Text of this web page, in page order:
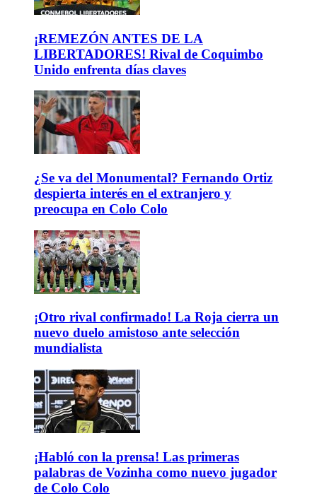
¡REMEZÓN ANTES DE LA
LIBERTADORES! Rival de Coquimbo
Unido enfrenta días claves
¿Se va del Monumental? Fernando Ortiz
despierta interés en el extranjero y
preocupa en Colo Colo
¡Otro rival confirmado! La Roja cierra un
nuevo duelo amistoso ante selección
mundialista
¡Habló con la prensa! Las primeras
palabras de Vozinha como nuevo jugador
de Colo Colo